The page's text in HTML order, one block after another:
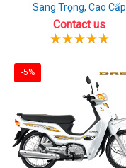
Sang Trọng, Cao Cấp
Contact us
-5%